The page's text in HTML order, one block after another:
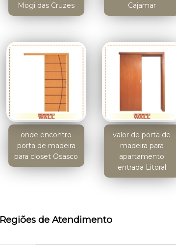
Mogi das Cruzes
Cajamar
onde encontro
porta de madeira
para closet Osasco
valor de porta de
madeira para
apartamento
entrada Litoral
Regiões de Atendimento